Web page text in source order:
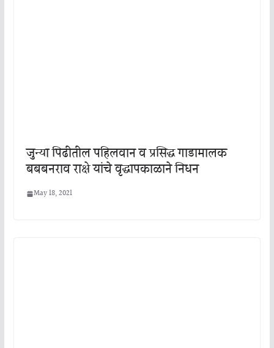
जुन्या पिढीतील पहिलवान व प्रसिद्ध गाडामालक
बबबनराव राक्षे यांचे वृद्धापकाळाने निधन
May 18, 2021